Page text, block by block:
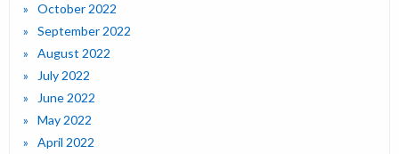
October 2022
September 2022
August 2022
July 2022
June 2022
May 2022
April 2022